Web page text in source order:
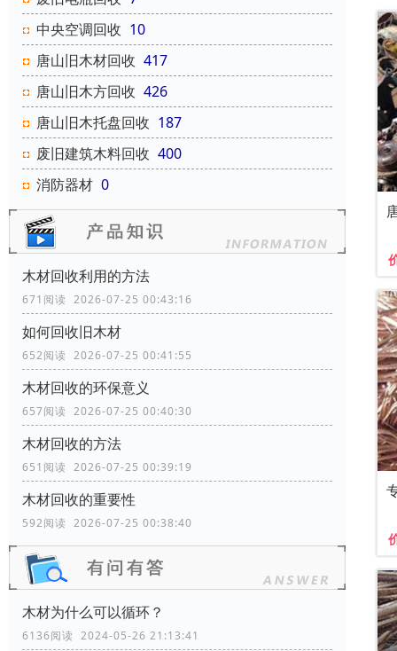
中央空调回收 10
唐山旧木材回收 417
唐山旧木方回收 426
唐山旧木托盘回收 187
废旧建筑木料回收 400
消防器材 0
木材回收利用的方法
671阅读 2026-07-25 00:43:16
如何回收旧木材
652阅读 2026-07-25 00:41:55
木材回收的环保意义
657阅读 2026-07-25 00:40:30
木材回收的方法
651阅读 2026-07-25 00:39:19
木材回收的重要性
592阅读 2026-07-25 00:38:40
木材为什么可以循环？
6136阅读 2024-05-26 21:13:41